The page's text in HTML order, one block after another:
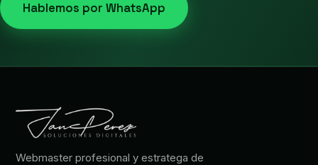
Hablemos por WhatsApp
Webmaster profesional y estratega de